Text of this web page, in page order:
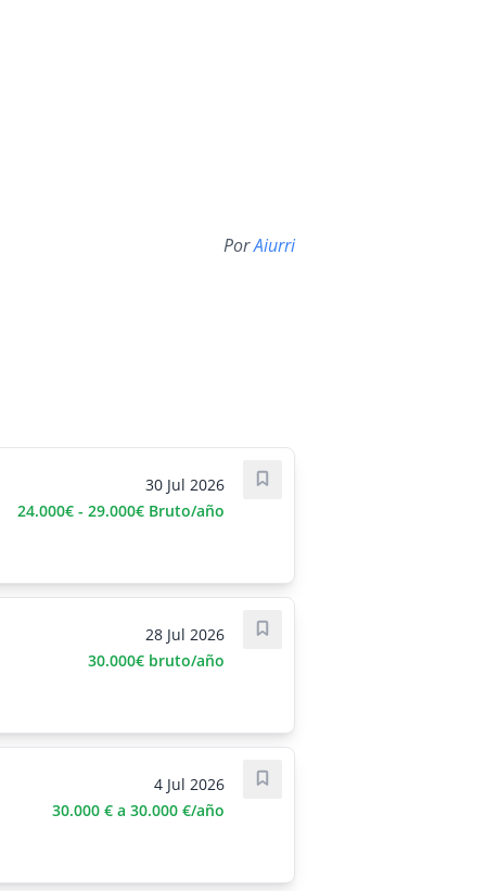
PorAiurri
30 Jul 2026
24.000€ - 29.000€ Bruto/año
Guardar oferta
28 Jul 2026
30.000€ bruto/año
Guardar oferta
4 Jul 2026
30.000 € a 30.000 €/año
Guardar oferta